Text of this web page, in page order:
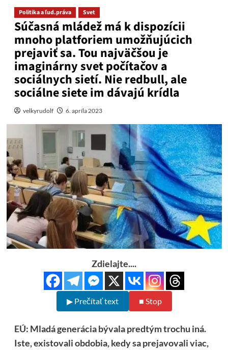
Politika a ľud.práva Svet
Súčasná mládež má k dispozícii
mnoho platforiem umožňujúcich
prejaviť sa. Tou najväčšou je
imaginárny svet počítačov a
sociálnych sietí. Nie redbull, ale
sociálne siete im dávajú krídla
velkyrudolf 6. apríla 2023
Zdielajte....
▶ Prečítať text ■ Stop
EÚ: Mladá generácia bývala predtým trochu iná.
Iste, existovali obdobia, kedy sa prejavovali viac,